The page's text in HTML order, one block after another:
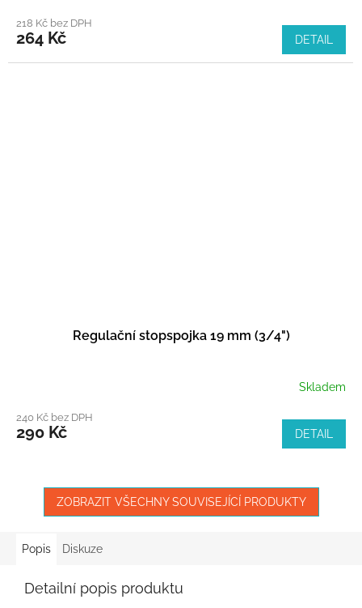
218 Kč bez DPH
264 Kč DETAIL
Regulační stopspojka 19 mm (3/4")
Skladem
240 Kč bez DPH
290 Kč DETAIL
ZOBRAZIT VŠECHNY SOUVISEJÍCÍ PRODUKTY
Popis Diskuze
Detailní popis produktu